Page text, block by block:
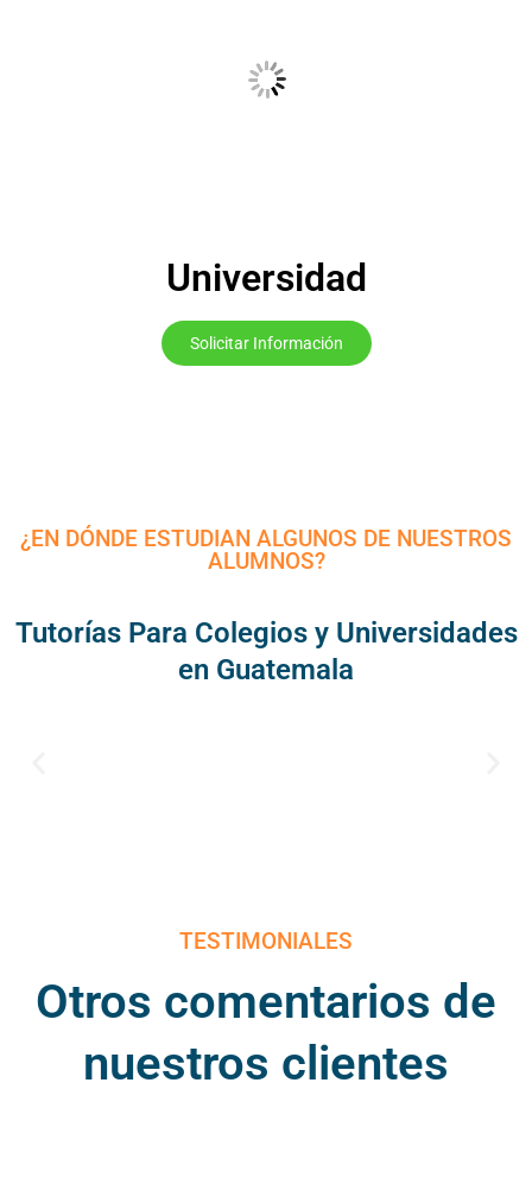
Universidad
Solicitar Información
¿EN DÓNDE ESTUDIAN ALGUNOS DE NUESTROS
ALUMNOS?
Tutorías Para Colegios y Universidades
en Guatemala
TESTIMONIALES
Otros comentarios de
nuestros clientes